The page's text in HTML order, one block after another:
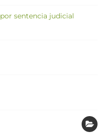
sentencia judicial